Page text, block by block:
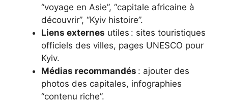
“voyage en Asie”, “capitale africaine à
découvrir”, “Kyiv histoire”.
Liens externes utiles : sites touristiques
officiels des villes, pages UNESCO pour
Kyiv.
Médias recommandés : ajouter des
photos des capitales, infographies
“contenu riche”.